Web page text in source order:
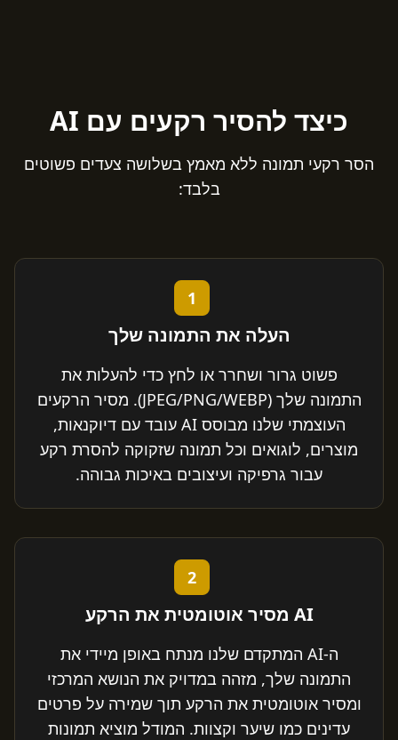
כיצד להסיר רקעים עם AI
הסר רקעי תמונה ללא מאמץ בשלושה צעדים פשוטים
בלבד:
1
העלה את התמונה שלך
פשוט גרור ושחרר או לחץ כדי להעלות את
התמונה שלך (JPEG/PNG/WEBP). מסיר הרקעים
העוצמתי שלנו מבוסס AI עובד עם דיוקנאות,
מוצרים, לוגואים וכל תמונה שזקוקה להסרת רקע
עבור גרפיקה ועיצובים באיכות גבוהה.
2
AI מסיר אוטומטית את הרקע
ה-AI המתקדם שלנו מנתח באופן מיידי את
התמונה שלך, מזהה במדויק את הנושא המרכזי
ומסיר אוטומטית את הרקע תוך שמירה על פרטים
עדינים כמו שיער וקצוות. המודל מוציא תמונות